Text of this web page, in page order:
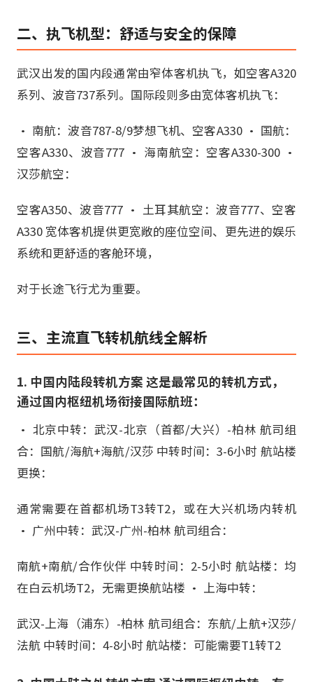
二、执飞机型：舒适与安全的保障
武汉出发的国内段通常由窄体客机执飞，如空客A320
系列、波音737系列。国际段则多由宽体客机执飞：
• 南航：波音787-8/9梦想飞机、空客A330 • 国航：
空客A330、波音777 • 海南航空：空客A330-300 •
汉莎航空：
空客A350、波音777 • 土耳其航空：波音777、空客
A330 宽体客机提供更宽敞的座位空间、更先进的娱乐
系统和更舒适的客舱环境，
对于长途飞行尤为重要。
三、主流直飞转机航线全解析
1. 中国内陆段转机方案 这是最常见的转机方式，
通过国内枢纽机场衔接国际航班：
• 北京中转：武汉-北京（首都/大兴）-柏林 航司组
合：国航/海航+海航/汉莎 中转时间：3-6小时 航站楼
更换：
通常需要在首都机场T3转T2，或在大兴机场内转机
• 广州中转：武汉-广州-柏林 航司组合：
南航+南航/合作伙伴 中转时间：2-5小时 航站楼：均
在白云机场T2，无需更换航站楼 • 上海中转：
武汉-上海（浦东）-柏林 航司组合：东航/上航+汉莎/
法航 中转时间：4-8小时 航站楼：可能需要T1转T2